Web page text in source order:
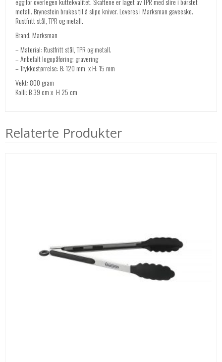
metall. Brynestein brukes til å slipe kniver. Leveres i Marksman gaveeske.
Rustfritt stål, TPR og metall.
Brand: Marksman
– Material: Rustfritt stål, TPR og metall.
– Anbefalt logopåføring: gravering
– Trykkestørrelse: B: 120 mm x H: 15 mm
Vekt: 800 gram
Kolli: B 39 cm x H 25 cm
Relaterte Produkter